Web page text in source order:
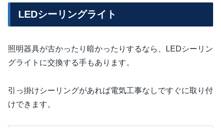
LEDシーリングライト
照明器具が古かったり暗かったりするなら、LEDシーリン
グライトに交換する手もあります。
引っ掛けシーリングがあれば電気工事なしですぐに取り付
けできます。